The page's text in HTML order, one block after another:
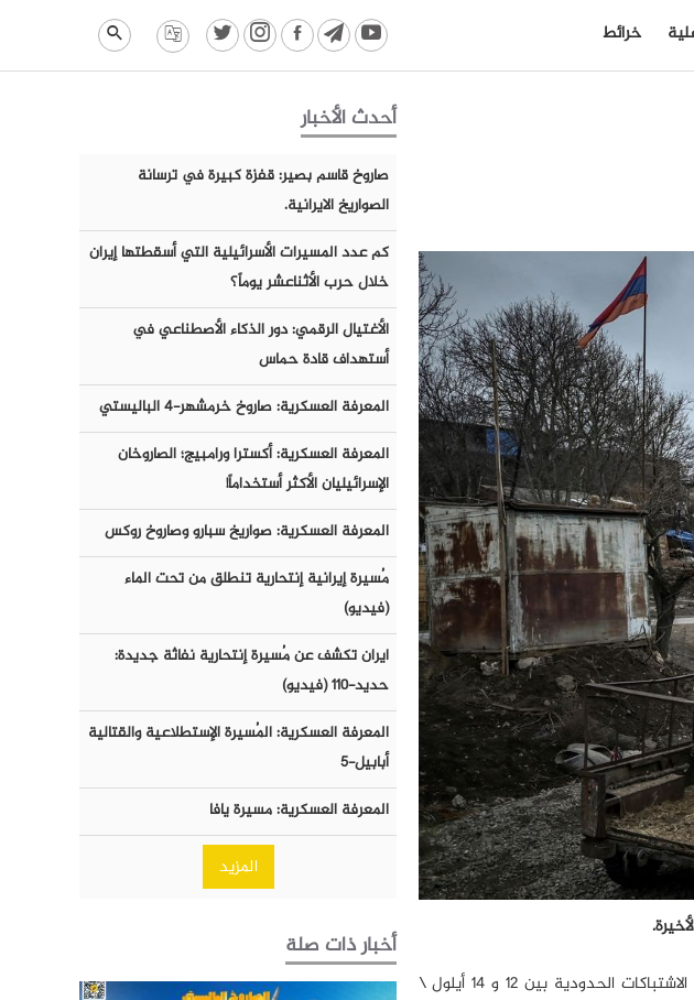
خرائط
وفقاً لبيان اللجنة الحكومية للأسرى والمفقودين في أذربيجان، تم تسليم جثث 32 جندياً أرمنياً قتلوا خلال الاشتباكات الحدودية بين 12 و 14 أيلول \
أحدث الأخبار
صاروخ قاسم بصير: قفزة كبيرة في ترسانة
الصواريخ الايرانية.
كم عدد المسيرات الأسرائيلية التي أسقطتها إيران
خلال حرب الأثناعشر يوماً؟
الأغتيال الرقمي: دور الذكاء الأصطناعي في
أستهداف قادة حماس
المعرفة العسكرية: صاروخ خرمشهر-٤ الباليستي
المعرفة العسكرية: أكسترا ورامبيج؛ الصاروخان
الإسرائيليان الأكثر أستخداماً!
المعرفة العسكرية: صواريخ سبارو وصاروخ روكس
مُسيرة إيرانية إنتحارية تنطلق من تحت الماء
(فيديو)
ايران تكشف عن مُسيرة إنتحارية نفاثة جديدة:
حديد-١١٠ (فيديو)
المعرفة العسكرية: المُسيرة الإستطلاعية والقتالية
أبابيل-٥
المعرفة العسكرية: مسيرة يافا
المزيد
أخبار ذات صلة